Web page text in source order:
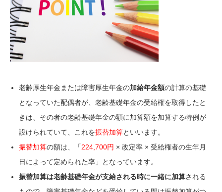
老齢厚生年金または障害厚生年金の加給年金額の計算の基礎
となっていた配偶者が、老齢基礎年金の受給権を取得したと
きは、その者の老齢基礎年金の額に加算額を加算する特例が
設けられていて、これを振替加算といいます。
振替加算の額は、「224,700円 × 改定率 × 受給権者の生年月
日によって定められた率」となっています。
振替加算は老齢基礎年金が支給される時に一緒に加算される